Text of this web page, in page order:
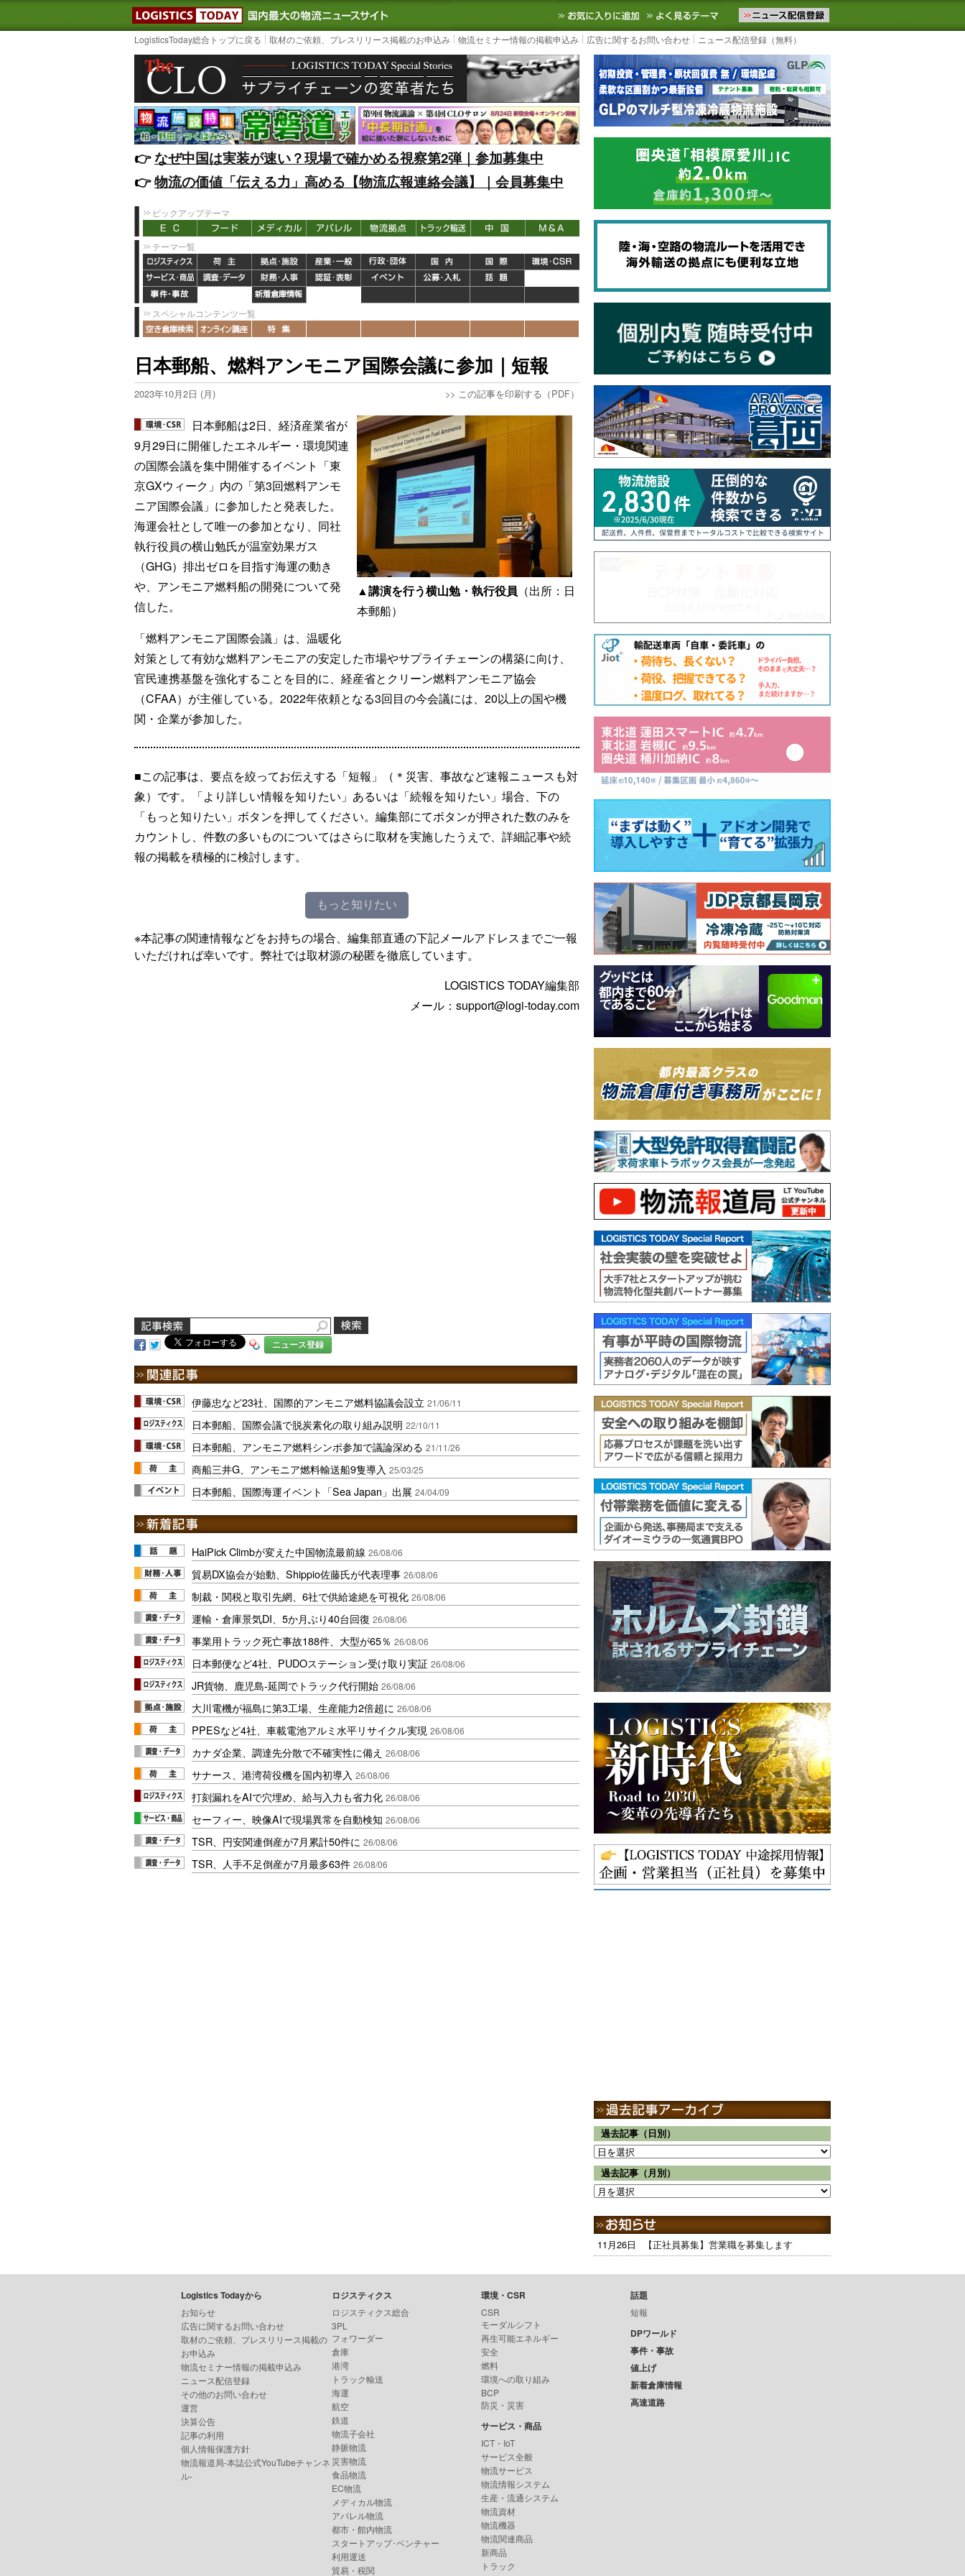
LOGISTICS TODAY｜国内最大の物流ニュースサイト3PL, SCMなど国内外の最新の物流ニュースをお届けします。物流ニュースメール配信を登録す
お気に入りに追加 よく見るテーマ
LogisticsToday総合トップに戻る 取材のご依頼、プレスリリース掲載のお申込み 物流セミナー情報の掲載申込み 広告に関するお問い合わせ ニュース配信登録（無料）
👉️なぜ中国は実装が速い？現場で確かめる視察第2弾｜参加募集中
👉️物流の価値「伝える力」高める【物流広報連絡会議】｜会員募集中
ピックアップテーマ
テーマ一覧
スペシャルコンテンツ一覧
日本郵船、燃料アンモニア国際会議に参加｜短報
2023年10月2日 (月) >> この記事を印刷する（PDF）
▲講演を行う横山勉・執行役員 （出所：日
本郵船）
日本郵船は2日、経済産業省が
9月29日に開催したエネルギー・環境関連
の国際会議を集中開催するイベント「東
京GXウィーク」内の「第3回燃料アンモ
ニア国際会議」に参加したと発表した。
海運会社として唯一の参加となり、同社
執行役員の横山勉氏が温室効果ガス
（GHG）排出ゼロを目指す海運の動き
や、アンモニア燃料船の開発について発
信した。
「燃料アンモニア国際会議」は、温暖化
対策として有効な燃料アンモニアの安定した市場やサプライチェーンの構築に向け、
官民連携基盤を強化することを目的に、経産省とクリーン燃料アンモニア協会
（CFAA）が主催している。2022年依頼となる3回目の今会議には、20以上の国や機
関・企業が参加した。
■この記事は、要点を絞ってお伝えする「短報」（＊災害、事故など速報ニュースも対
象）です。「より詳しい情報を知りたい」あるいは「続報を知りたい」場合、下の
「もっと知りたい」ボタンを押してください。編集部にてボタンが押された数のみを
カウントし、件数の多いものについてはさらに取材を実施したうえで、詳細記事や続
報の掲載を積極的に検討します。
もっと知りたい
※本記事の関連情報などをお持ちの場合、編集部直通の下記メールアドレスまでご一報
いただければ幸いです。弊社では取材源の秘匿を徹底しています。
LOGISTICS TODAY編集部
メール：support@logi-today.com
ニュース登録
伊藤忠など23社、国際的アンモニア燃料協議会設立 21/06/11
日本郵船、国際会議で脱炭素化の取り組み説明 22/10/11
日本郵船、アンモニア燃料シンポ参加で議論深める 21/11/26
商船三井G、アンモニア燃料輸送船9隻導入 25/03/25
日本郵船、国際海運イベント「Sea Japan」出展 24/04/09
HaiPick Climbが変えた中国物流最前線 26/08/06
貿易DX協会が始動、Shippio佐藤氏が代表理事 26/08/06
制裁・関税と取引先網、6社で供給途絶を可視化 26/08/06
運輸・倉庫景気DI、5か月ぶり40台回復 26/08/06
事業用トラック死亡事故188件、大型が65％ 26/08/06
日本郵便など4社、PUDOステーション受け取り実証 26/08/06
JR貨物、鹿児島-延岡でトラック代行開始 26/08/06
大川電機が福島に第3工場、生産能力2倍超に 26/08/06
PPESなど4社、車載電池アルミ水平リサイクル実現 26/08/06
カナダ企業、調達先分散で不確実性に備え 26/08/06
サナース、港湾荷役機を国内初導入 26/08/06
打刻漏れをAIで穴埋め、給与入力も省力化 26/08/06
セーフィー、映像AIで現場異常を自動検知 26/08/06
TSR、円安関連倒産が7月累計50件に 26/08/06
TSR、人手不足倒産が7月最多63件 26/08/06
過去記事（日別）
過去記事（月別）
11月26日 【正社員募集】営業職を募集します
Logistics Todayから
お知らせ
広告に関するお問い合わせ
取材のご依頼、プレスリリース掲載の
お申込み
物流セミナー情報の掲載申込み
ニュース配信登録
その他のお問い合わせ
運営
決算公告
記事の利用
個人情報保護方針
物流報道局-本誌公式YouTubeチャンネ
ル-
ロジスティクス
ロジスティクス総合
3PL
フォワーダー
倉庫
港湾
トラック輸送
海運
航空
鉄道
物流子会社
静脈物流
災害物流
食品物流
EC物流
メディカル物流
アパレル物流
都市・館内物流
スタートアップ･ベンチャー
利用運送
貿易・税関
環境・CSR
CSR
モーダルシフト
再生可能エネルギー
安全
燃料
環境への取り組み
BCP
防災・災害
サービス・商品
ICT・IoT
サービス全般
物流サービス
物流情報システム
生産・流通システム
物流資材
物流機器
物流関連商品
新商品
トラック
話題
短報
DPワールド
事件・事故
値上げ
新着倉庫情報
高速道路